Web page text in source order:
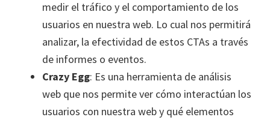
medir el tráfico y el comportamiento de los
usuarios en nuestra web. Lo cual nos permitirá
analizar, la efectividad de estos CTAs a través
de informes o eventos.
Crazy Egg: Es una herramienta de análisis
web que nos permite ver cómo interactúan los
usuarios con nuestra web y qué elementos